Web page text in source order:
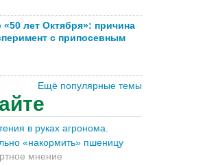
лет Октября»: причина
с припосевным
Ещё популярные темы
в руках агронома.
«накормить» пшеницу
мнение